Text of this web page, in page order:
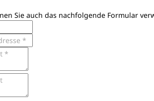
Sie auch das nachfolgende Formular